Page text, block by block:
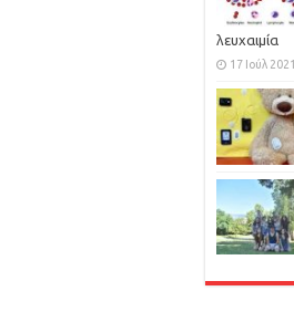
λευχαιμία
17 Ιούλ 2021